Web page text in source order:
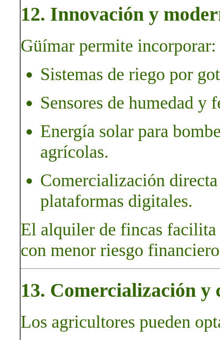
12. Innovación y
Güímar permite incorporar:
Sistemas de riego por
Sensores de humedad
Energía solar para
agrícolas.
Comercialización
plataformas digitales.
El alquiler de fincas
con menor riesgo
13. Comercialización y
Los agricultores pueden